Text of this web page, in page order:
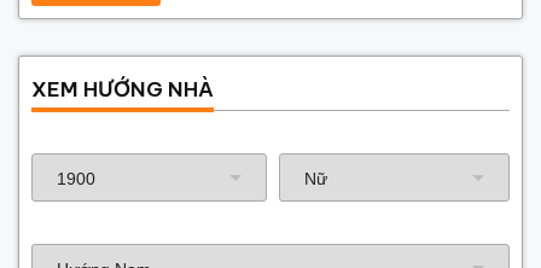
XEM HƯỚNG NHÀ